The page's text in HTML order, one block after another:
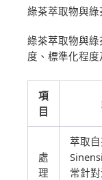
綠茶萃取物與
綠茶萃取物與
度、標準化程
項
目
處
理
萃取
常針